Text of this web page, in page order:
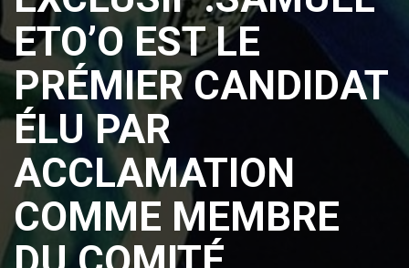
ETO’O EST LE
PRÉMIER CANDIDAT
ÉLU PAR
ACCLAMATION
COMME MEMBRE